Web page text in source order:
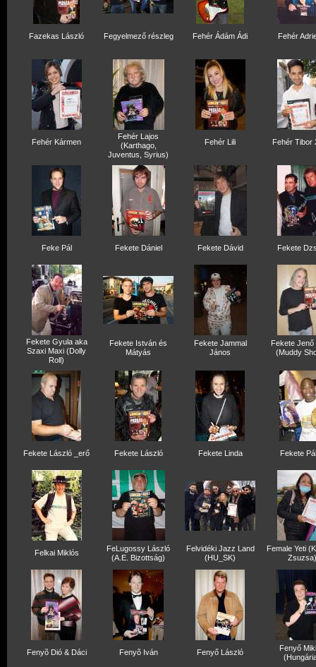
Fazekas László Fegyelmező részleg Fehér Ádám Ádi Fehér
Fehér Kármen
Fehér Lajos
(Karthago,
Juventus, Syrius)
Fehér Lili Fehér Tibor
Feke Pál Fekete Dániel Fekete Dávid Fekete
Fekete Gyula aka
Szaxi Maxi (Dolly
Roll)
Fekete István és
Mátyás
Fekete Jammal
János
Fekete Jenő
(Muddy
Fekete László _erő Fekete László Fekete Linda Fekete
Felkai Miklós
FeLugossy László
(A.E. Bizottság)
Felvidéki Jazz Land
(HU_SK)
Female Yeti
Zsuzsa)
Fenyõ Dió & Dáci Fenyõ Iván Fenyő László
Fenyő